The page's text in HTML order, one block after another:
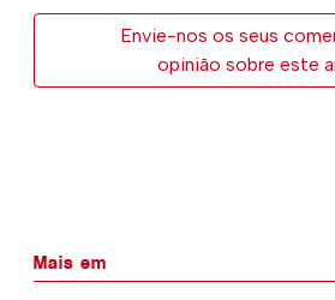
Envie-nos os seus
opinião sobre este
Mais em